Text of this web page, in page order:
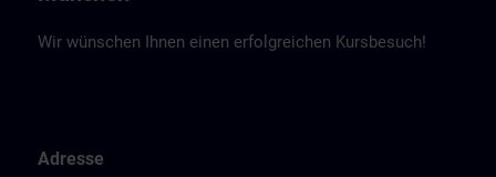
Wir wünschen Ihnen einen erfolgreichen Kursbesuch!
Adresse